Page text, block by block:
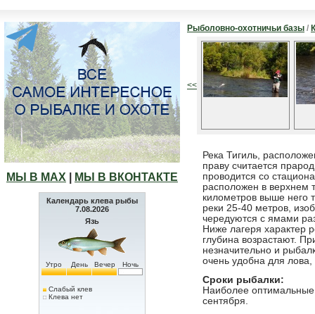
МЫ В МАХ МЫ В ВКОНТАКТЕ
Календарь клева рыбы
7.08.2026
Язь
Утро День Вечер Ночь
Слабый клев
Клева нет
Рыболовно-охотничьи базы /
<<
Река Тигиль,
праву считается
проводится со
расположен в верхнем
километров выше него
реки 25-40 метров,
чередуются с ямами
Ниже лагеря характер
глубина возрастают.
незначительно и
очень удобна для
Сроки рыбалки:
Наиболее
сентября.